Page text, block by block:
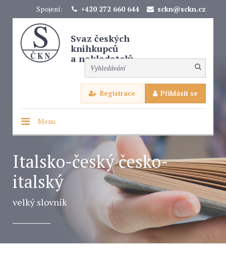
Spojení: +420 272 660 644 sckn@sckn.cz
Svaz českých
knihkupců
a nakladatelů
Registrace Přihlásit se
Menu
Italsko-český česko-
italský
velký slovník